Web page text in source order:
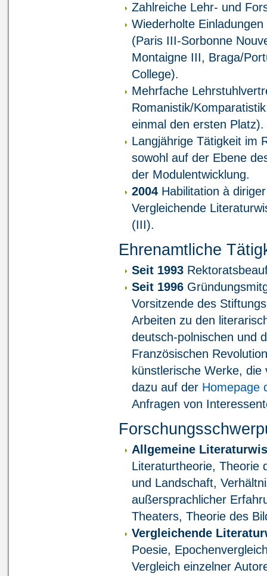
Zahlreiche Lehr- und
Wiederholte
(Paris III-Sorbonne
Montaigne III, Braga/
College).
Mehrfache
Romanistik/
einmal den ersten Platz).
Langjährige Tätigkeit im
sowohl auf der Ebene
der Modulentwicklung.
2004 Habilitation à
Vergleichende
(III).
Ehrenamtliche
Seit 1993
Seit 1996
Vorsitzende des
Arbeiten zu den
deutsch-polnischen und
Französischen
künstlerische Werke,
dazu auf der Homepage
Anfragen von
Allgemeine
Literaturtheorie, Theorie
und Landschaft,
außersprachlicher
Theaters, Theorie des
Vergleichende
Poesie,
Vergleich einzelner